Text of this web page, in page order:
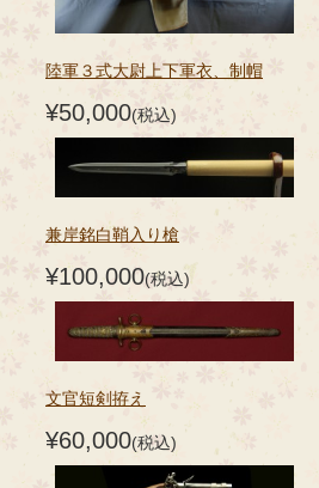
陸軍３式大尉上下軍衣、制帽
¥50,000(税込)
兼岸銘白鞘入り槍
¥100,000(税込)
文官短剣拵え
¥60,000(税込)